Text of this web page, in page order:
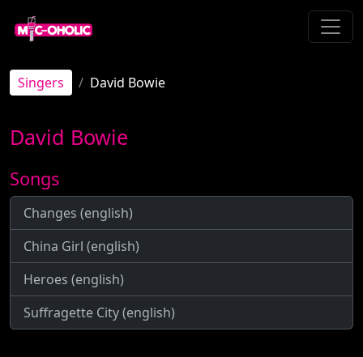
Singers David Bowie
David Bowie
Songs
Changes (english)
China Girl (english)
Heroes (english)
Suffragette City (english)